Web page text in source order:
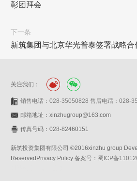
彰团拜会
下一条
新筑集团与北京华光普泰签署战略合
关注我们：
销售电话：028-35050828 售后电话：028-
邮箱地址：xinzhugroup@163.com
传真号码：028-82460151
新筑投资集团有限公司 ©2016xinzhu group
ReservedPrivacy Policy备案号：蜀ICP备